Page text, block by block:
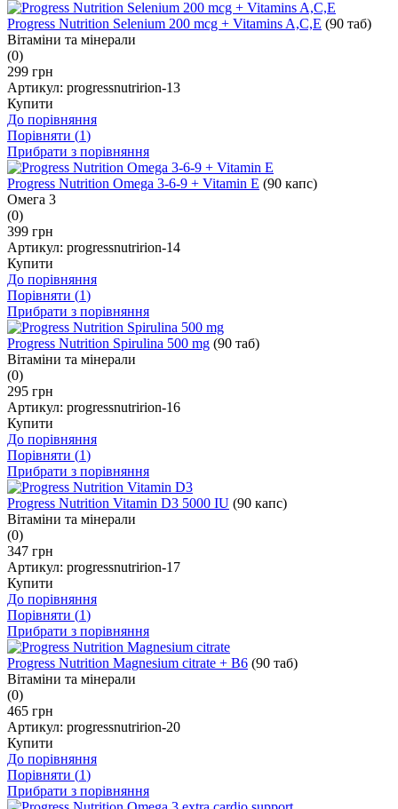
Progress Nutrition Selenium 200 mcg + Vitamins A,C,E (90 таб)
Вітаміни та мінерали
(0)
299 грн
Артикул: progressnutririon-13
Купити
До порівняння
Порівняти (1)
Прибрати з порівняння
Progress Nutrition Omega 3-6-9 + Vitamin E (90 капс)
Омега 3
(0)
399 грн
Артикул: progressnutririon-14
Купити
До порівняння
Порівняти (1)
Прибрати з порівняння
Progress Nutrition Spirulina 500 mg (90 таб)
Вітаміни та мінерали
(0)
295 грн
Артикул: progressnutririon-16
Купити
До порівняння
Порівняти (1)
Прибрати з порівняння
Progress Nutrition Vitamin D3 5000 IU (90 капс)
Вітаміни та мінерали
(0)
347 грн
Артикул: progressnutririon-17
Купити
До порівняння
Порівняти (1)
Прибрати з порівняння
Progress Nutrition Magnesium citrate + B6 (90 таб)
Вітаміни та мінерали
(0)
465 грн
Артикул: progressnutririon-20
Купити
До порівняння
Порівняти (1)
Прибрати з порівняння